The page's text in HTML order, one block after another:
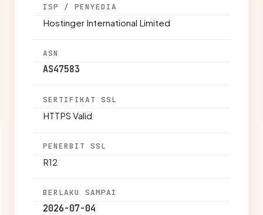
ISP / PENYEDIA
Hostinger International Limited
ASN
AS47583
SERTIFIKAT SSL
HTTPS Valid
PENERBIT SSL
R12
BERLAKU SAMPAI
2026-07-04